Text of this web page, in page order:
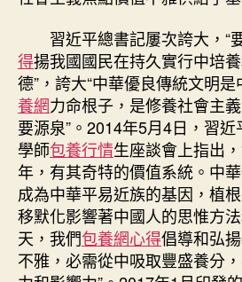
習近平總書記屢次誇大，“
得揚我國國民在持久實行中培
德”，誇大“中華優良傳統文明
養網力命根子，是修養社會主
要源泉”。2014年5月4日，習
學師包養行情生座談會上指出
年，有其奇特的價值系統。中
成為中華平易近族的基因，植
移默化影響著中國人的思惟方
天，我們包養網心得倡導和弘
不雅，必需從中吸取豐盛養分